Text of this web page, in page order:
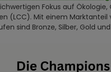
Fokus auf
(LCC). Mit einem Marktanteil
sind Bronze, Silber, Gold